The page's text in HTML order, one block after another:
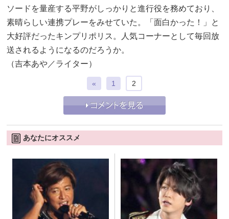
ソードを量産する平野がしっかりと進行役を務めており、
素晴らしい連携プレーをみせていた。「面白かった！」と
大好評だったキンプリポリス。人気コーナーとして毎回放
送されるようになるのだろうか。
（吉本あや／ライター）
« 1 2
あなたにオススメ